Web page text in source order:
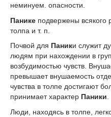
неминуем. опасности.
Панике подвержены всякого
толпа и т. п.
Почвой для Паники служит
людям при нахождении в
возбудимостью чувств.
превышает внушаемость
чувства в толпе достигают
принимает характер Паники.
Люди, находясь в толпе,